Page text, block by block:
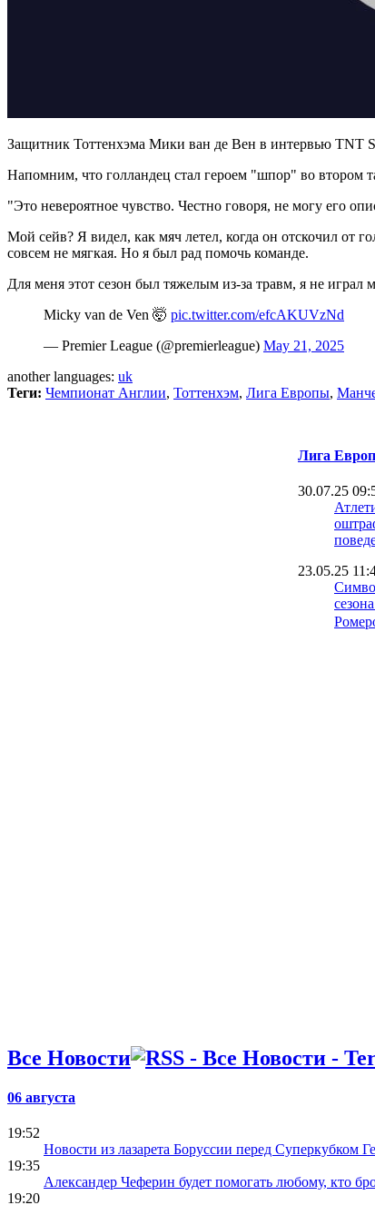
Защитник Тоттенхэма Мики ван де Вен в интервью TNT
Напомним, что голландец стал героем "шпор" во втором
"Это невероятное чувство. Честно говоря, не могу его
Мой сейв? Я видел, как мяч летел, когда он отскочил от
совсем не мягкая. Но я был рад помочь команде.
Для меня этот сезон был тяжелым из-за травм, я не
Micky van de Ven 🤯 pic.twitter.com/efcAKUVzNd
— Premier League (@premierleague) May 21, 2025
another languages: uk
Теги: Чемпионат Англии, Тоттенхэм, Лига Европы,
Лига
30.07.25
23.05.25
Все Новости
06 августа
19:52
Новости из лазарета Боруссии перед Суперкубком
19:35
Александер Чеферин будет помогать любому, кто
19:20